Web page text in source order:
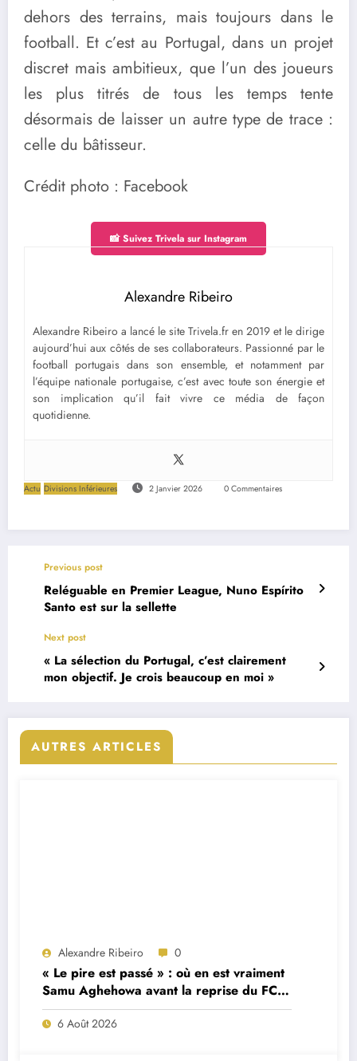
dehors des terrains, mais toujours dans le
football. Et c’est au Portugal, dans un projet
discret mais ambitieux, que l’un des joueurs
les plus titrés de tous les temps tente
désormais de laisser un autre type de trace :
celle du bâtisseur.
Crédit photo : Facebook
📸 Suivez Trivela sur Instagram
Alexandre Ribeiro
Alexandre Ribeiro a lancé le site Trivela.fr en 2019 et le dirige
aujourd’hui aux côtés de ses collaborateurs. Passionné par le
football portugais dans son ensemble, et notamment par
l’équipe nationale portugaise, c’est avec toute son énergie et
son implication qu’il fait vivre ce média de façon
quotidienne.
Actu Divisions Inférieures 2 Janvier 2026 0 Commentaires
Previous post
Reléguable en Premier League, Nuno Espírito
Santo est sur la sellette
Next post
« La sélection du Portugal, c’est clairement
mon objectif. Je crois beaucoup en moi »
AUTRES ARTICLES
Alexandre Ribeiro 0
« Le pire est passé » : où en est vraiment
Samu Aghehowa avant la reprise du FC
Porto ?
6 Août 2026